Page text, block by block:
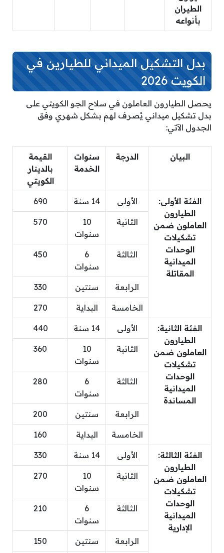
الطيران
بأنواعه
بدل التشكيل الميداني للطيارين في
الكويت 2026
يحصل الطيارون العاملون في سلاح الجو الكويتي على
بدل تشكيل ميداني يُصرف لهم بشكل شهري وفق
الجدول الآتي:
البيان الدرجة
سنوات
الخدمة
القيمة
بالدينار
الكويتي
الفئة الأولى:
الطيارون
العاملون ضمن
تشكيلات
الوحدات
الميدانية
المقاتلة
الأولى 14 سنة 690
الثانية
10
سنوات
570
الثالثة
6
سنوات
450
الرابعة سنتين 330
الخامسة البداية 270
الفئة الثانية:
الطيارون
العاملون ضمن
تشكيلات
الوحدات
الميدانية
المساندة
الأولى 14 سنة 440
الثانية
10
سنوات
360
الثالثة
6
سنوات
280
الرابعة سنتين 200
الخامسة البداية 160
الفئة الثالثة:
الطيارون
العاملون ضمن
تشكيلات
الوحدات
الميدانية
الإدارية
الأولى 14 سنة 330
الثانية
10
سنوات
270
الثالثة
6
سنوات
210
الرابعة سنتين 150